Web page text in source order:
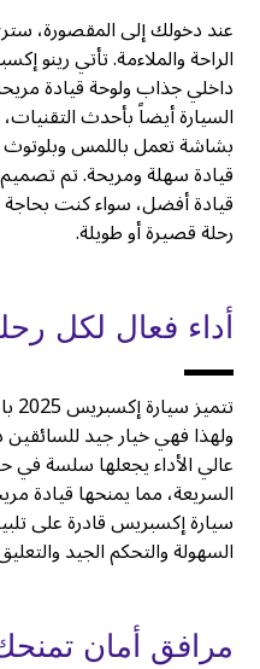
عند دخولك إلى المقصورة،
الراحة والملاءمة. تأتي رينو
داخلي جذاب ولوحة قيادة
السيارة أيضاً بأحدث
بشاشة تعمل باللمس وبلوتوث
قيادة سهلة ومريحة. تم
قيادة أفضل، سواء كنت
رحلة قصيرة أو طويلة.
أداء فعال لكل
ولهذا فهي خيار جيد للسائقين
عالي الأداء يجعلها سلسة في
السريعة، مما يمنحها قيادة
سيارة إكسبريس قادرة على
السهولة والتحكم الجيد
مرافق أمان